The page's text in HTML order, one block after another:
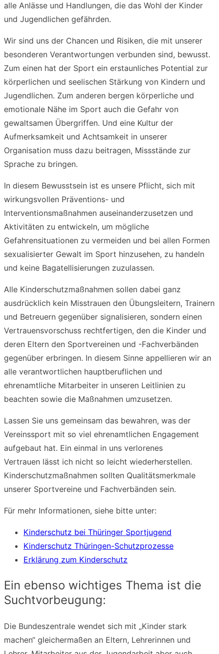
alle Anlässe und Handlungen, die das Wohl der Kinder
und Jugendlichen gefährden.
Wir sind uns der Chancen und Risiken, die mit unserer
besonderen Verantwortungen verbunden sind, bewusst.
Zum einen hat der Sport ein erstaunliches Potential zur
körperlichen und seelischen Stärkung von Kindern und
Jugendlichen. Zum anderen bergen körperliche und
emotionale Nähe im Sport auch die Gefahr von
gewaltsamen Übergriffen. Und eine Kultur der
Aufmerksamkeit und Achtsamkeit in unserer
Organisation muss dazu beitragen, Missstände zur
Sprache zu bringen.
In diesem Bewusstsein ist es unsere Pflicht, sich mit
wirkungsvollen Präventions- und
Interventionsmaßnahmen auseinanderzusetzen und
Aktivitäten zu entwickeln, um mögliche
Gefahrensituationen zu vermeiden und bei allen Formen
sexualisierter Gewalt im Sport hinzusehen, zu handeln
und keine Bagatellisierungen zuzulassen.
Alle Kinderschutzmaßnahmen sollen dabei ganz
ausdrücklich kein Misstrauen den Übungsleitern, Trainern
und Betreuern gegenüber signalisieren, sondern einen
Vertrauensvorschuss rechtfertigen, den die Kinder und
deren Eltern den Sportvereinen und -Fachverbänden
gegenüber erbringen. In diesem Sinne appellieren wir an
alle verantwortlichen hauptberuflichen und
ehrenamtliche Mitarbeiter in unseren Leitlinien zu
beachten sowie die Maßnahmen umzusetzen.
Lassen Sie uns gemeinsam das bewahren, was der
Vereinssport mit so viel ehrenamtlichen Engagement
aufgebaut hat. Ein einmal in uns verlorenes
Vertrauen lässt ich nicht so leicht wiederherstellen.
Kinderschutzmaßnahmen sollten Qualitätsmerkmale
unserer Sportvereine und Fachverbänden sein.
Für mehr Informationen, siehe bitte unter:
Kinderschutz bei Thüringer Sportjugend
Kinderschutz Thüringen-Schutzprozesse
Erklärung zum Kinderschutz
Ein ebenso wichtiges Thema ist die
Suchtvorbeugung:
Die Bundeszentrale wendet sich mit „Kinder stark
machen“ gleichermaßen an Eltern, Lehrerinnen und